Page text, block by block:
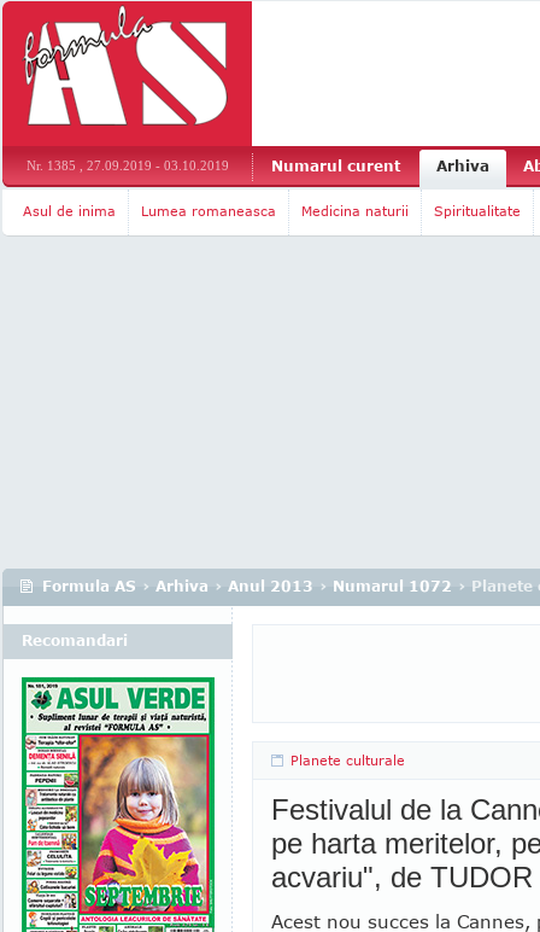
Nr. 1385 , 27.09.2019 - 03.10.2019 Numarul curent Arhiva
Asul de inima Lumea romaneasca Medicina naturii Spiritualitate
Formula AS › Arhiva › Anul 2013 › Numarul 1072 ›
Planete culturale
Festivalul de la
pe harta meritelor,
acvariu", de
Acest nou succes la
Recomandari